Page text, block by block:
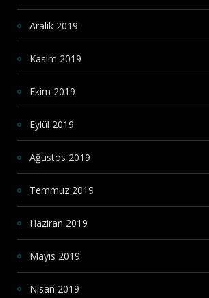
Aralık 2019
Kasım 2019
Ekim 2019
Eylül 2019
Ağustos 2019
Temmuz 2019
Haziran 2019
Mayıs 2019
Nisan 2019